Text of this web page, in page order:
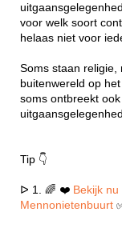
voor welk soort
helaas niet voor
Soms staan religie,
buitenwereld op
soms ontbreekt
Tip 👇
ᐅ 1. 🌈 ❤️ Bekijk
Mennonietenbuurt